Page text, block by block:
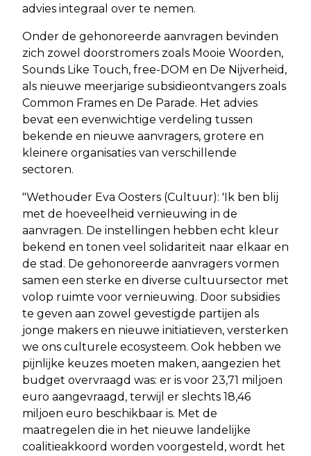
advies integraal over te nemen.
Onder de gehonoreerde aanvragen bevinden
zich zowel doorstromers zoals Mooie Woorden,
Sounds Like Touch, free-DOM en De Nijverheid,
als nieuwe meerjarige subsidieontvangers zoals
Common Frames en De Parade. Het advies
bevat een evenwichtige verdeling tussen
bekende en nieuwe aanvragers, grotere en
kleinere organisaties van verschillende
sectoren.
"Wethouder Eva Oosters (Cultuur): 'Ik ben blij
met de hoeveelheid vernieuwing in de
aanvragen. De instellingen hebben echt kleur
bekend en tonen veel solidariteit naar elkaar en
de stad. De gehonoreerde aanvragers vormen
samen een sterke en diverse cultuursector met
volop ruimte voor vernieuwing. Door subsidies
te geven aan zowel gevestigde partijen als
jonge makers en nieuwe initiatieven, versterken
we ons culturele ecosysteem. Ook hebben we
pijnlijke keuzes moeten maken, aangezien het
budget overvraagd was: er is voor 23,71 miljoen
euro aangevraagd, terwijl er slechts 18,46
miljoen euro beschikbaar is. Met de
maatregelen die in het nieuwe landelijke
coalitieakkoord worden voorgesteld, wordt het